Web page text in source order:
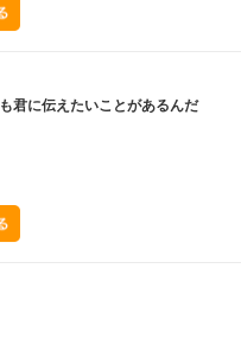
君に伝えたいことがあるんだ